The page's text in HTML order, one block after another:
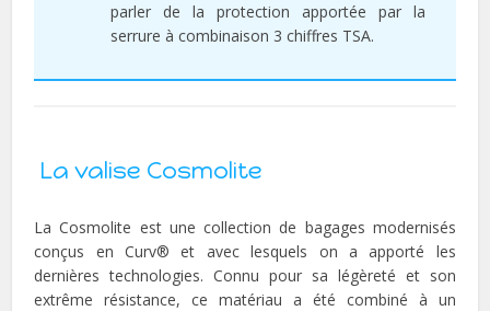
parler de la protection apportée par la
serrure à combinaison 3 chiffres TSA.
La valise Cosmolite
La Cosmolite est une collection de bagages modernisés
conçus en Curv® et avec lesquels on a apporté les
dernières technologies. Connu pour sa légèreté et son
extrême résistance, ce matériau a été combiné à un